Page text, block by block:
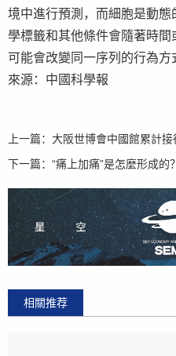
境中進行預測，而細胞是動
學標籤和其他條件會隨著時
可能會改變同一序列的行為方
來源：中國科學報
上一篇： 大阪世博會中國館累計
下一篇： “痛上加痛”是怎麼形成
相關推荐